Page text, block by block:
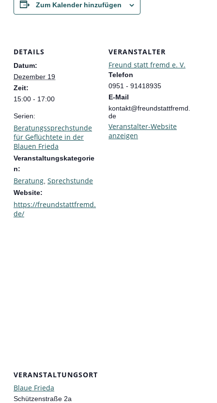
Zum Kalender hinzufügen
DETAILS
Datum:
Dezember 19
Zeit:
15:00 - 17:00
Serien:
Beratungssprechstunde
für Geflüchtete in der
Blauen Frieda
Veranstaltungskategorie
n:
Beratung Sprechstunde
Website:
https://freundstattfremd.
de/
VERANSTALTER
Freund statt fremd e. V.
Telefon
0951 - 91418935
E-Mail
kontakt@freundstattfremd.
de
Veranstalter-Website
anzeigen
VERANSTALTUNGSORT
Blaue Frieda
Schützenstraße 2a